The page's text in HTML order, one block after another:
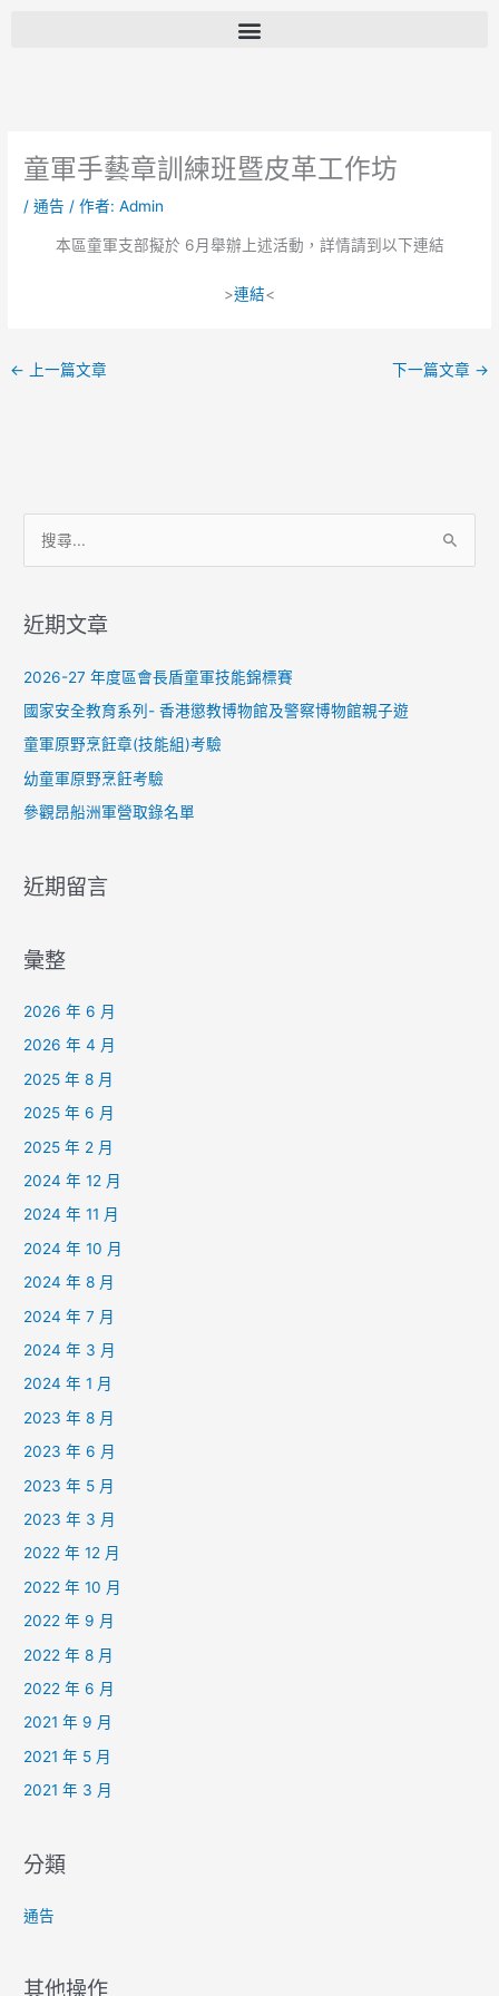
童軍手藝章訓練班暨皮革工作坊
/通告 / 作者:Admin
本區童軍支部擬於 6月舉辦上述活動，詳情請到以下連結
>連結<
← 上一篇文章 下一篇文章 →
鍵
近期文章
2026-27 年度區會長盾童軍技能錦標賽
國家安全教育系列- 香港懲教博物館及警察博物館親子遊
童軍原野烹飪章(技能組)考驗
幼童軍原野烹飪考驗
參觀昂船洲軍營取錄名單
近期留言
彙整
2026 年 6 月
2026 年 4 月
2025 年 8 月
2025 年 6 月
2025 年 2 月
2024 年 12 月
2024 年 11 月
2024 年 10 月
2024 年 8 月
2024 年 7 月
2024 年 3 月
2024 年 1 月
2023 年 8 月
2023 年 6 月
2023 年 5 月
2023 年 3 月
2022 年 12 月
2022 年 10 月
2022 年 9 月
2022 年 8 月
2022 年 6 月
2021 年 9 月
2021 年 5 月
2021 年 3 月
分類
通告
其他操作